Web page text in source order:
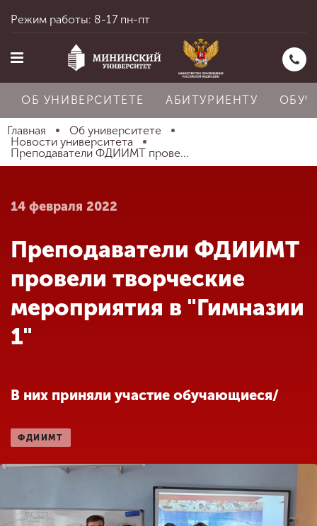
Главная
Абитуриенту
Обучение
деятельность
Режим работы: 8-17 пн-пт
ОБ УНИВЕРСИТЕТЕ АБИТУРИЕНТУ
Главная
Об университете
Новости университета
Преподаватели ФДИИМТ прове...
14 февраля 2022
Преподаватели ФДИИМТ
провели творческие
мероприятия в "Гимназии
1"
В них приняли участие обучающиеся/
ФДИИМТ